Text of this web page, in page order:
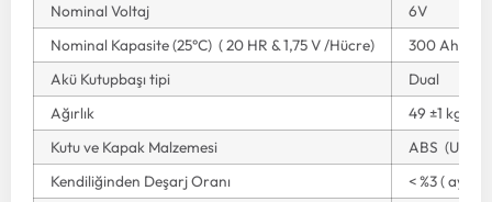
Nominal Voltaj
6V
Nominal Kapasite (25°C) ( 20 HR & 1,75 V /Hücre)
300 Ah
Akü Kutupbaşı tipi
Dual
Ağırlık
49 ±1 kg
Kutu ve Kapak Malzemesi
ABS (UL94
Kendiliğinden Deşarj Oranı
< %3 ( aylık )